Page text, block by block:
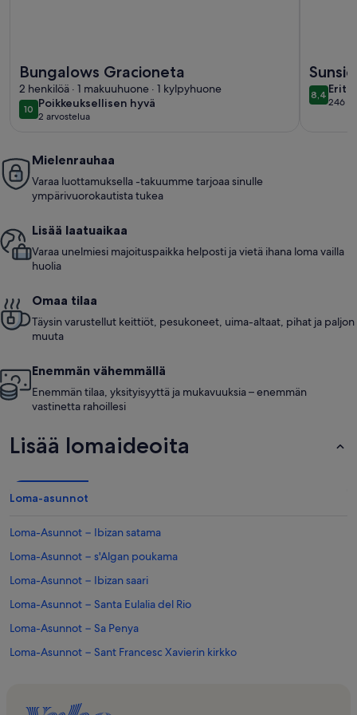
Bungalows Gracioneta
2 henkilöä · 1 makuuhuone · 1 kylpyhuone
1010 kautta 10
Poikkeuksellisen hyvä
poikkeuksellisen
hyvä
2 arvostelua
(2
8,48,4hyvä
246
(246
Mielenrauhaa
Varaa luottamuksella -takuumme tarjoaa sinulle
ympärivuorokautista tukea
Lisää laatuaikaa
Varaa unelmiesi majoituspaikka helposti ja vietä ihana loma vailla
huolia
Omaa tilaa
Täysin varustellut keittiöt, pesukoneet, uima-altaat, pihat ja paljon
muuta
Enemmän vähemmällä
Enemmän tilaa, yksityisyyttä ja mukavuuksia – enemmän
vastinetta rahoillesi
Lisää lomaideoita
Loma-asunnot
Loma-Asunnot − Ibizan satama
Loma-Asunnot − s'Algan poukama
Loma-Asunnot − Ibizan saari
Loma-Asunnot − Santa Eulalia del Rio
Loma-Asunnot − Sa Penya
Loma-Asunnot − Sant Francesc Xavierin kirkko
Loma-Asunnot − Take Off Ibiza - Ibiza Sea Dreams